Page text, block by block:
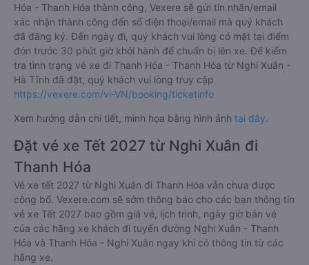
khác nhau bao gồm:
Thanh toán bằng tiền mặt tại các cửa hàng tiện lợi và
siêu thị gần nhà.
Thanh toán bằng thẻ thanh toán quốc tế (Visa, Master
Card, JCB).
Thanh toán bằng thẻ ATM đã đăng ký thanh toán trực
Thanh toán bằng hình thức chuyển khoản ngân hàng.
thông qua các ví Momo, ZaloPay, AirPay, VNPay,…
Sau khi thanh toán vé xe khách Nghi Xuân - Hà Tĩnh Thanh
Hóa - Thanh Hóa thành công, Vexere sẽ gửi tin nhắn/email
xác nhận thành công đến số điện thoại/email mà quý khách
đã đăng ký. Đến ngày đi, quý khách vui lòng có mặt tại điểm
đón trước 30 phút giờ khởi hành để chuẩn bị lên xe. Để kiểm
tra tình trạng vé xe đi Thanh Hóa - Thanh Hóa từ Nghi Xuân -
Hà Tĩnh đã đặt, quý khách vui lòng truy cập